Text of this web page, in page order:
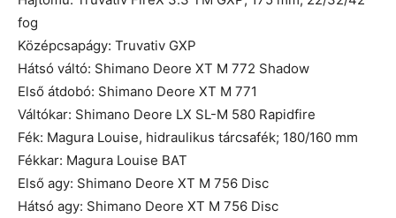
fog
Középcsapágy: Truvativ GXP
Hátsó váltó: Shimano Deore XT M 772 Shadow
Első átdobó: Shimano Deore XT M 771
Váltókar: Shimano Deore LX SL-M 580 Rapidfire
Fék: Magura Louise, hidraulikus tárcsafék; 180/160 mm
Fékkar: Magura Louise BAT
Első agy: Shimano Deore XT M 756 Disc
Hátsó agy: Shimano Deore XT M 756 Disc